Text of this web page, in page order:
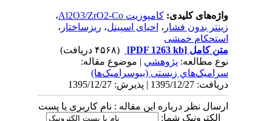
واژه‌های کلیدی:کامپوزیت Al2O3/ZrO2-Co
،
زینتر بدون فشار، احیای اسپینل،ریزساختار،
استحکام خمشی
متن کامل[PDF 1263 kb]
نوع مطالعه:پژوهشي| موضوع مقاله:
سراميک‌هاي زیستی (بیوسرامیک‌ها)
دریافت: 1395/12/27 | پذیرش: 1395/12/27
ارسال نظر درباره این مقاله : نام کاربری یا پست
الکترونیک شما: